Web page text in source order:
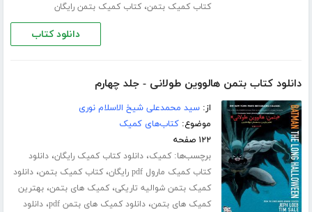
کتاب کمیک بتمن،کتاب کمیک بتمن رایگان
دانلود کتاب
دانلود کتاب بتمن هالووین طولانی - جلد چهارم
از:سید محمدعلی شیخ الاسلام نوری
موضوع:کتاب‌های کمیک
۱۲۲ صفحه
برچسب‌ها:کمیک،دانلود کتاب کمیک رایگان،دانلود
کتاب کمیک مارول pdf رایگان
،کتاب کمیک بتمن،دانلود
کمیک بتمن شوالیه تاریکی،کمیک های بتمن،بهترین
کمیک های بتمن،دانلود کمیک های بتمن pdf ،دانلود